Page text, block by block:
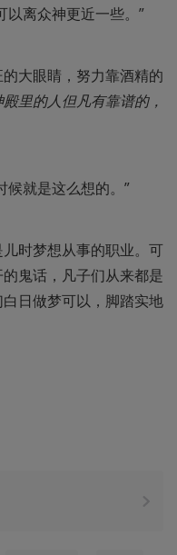
以离众神更近一些。”
大眼睛，努力靠酒精的
里的人但凡有靠谱的，
候就是这么想的。”
时梦想从事的职业。可
鬼话，凡子们从来都是
日做梦可以，脚踏实地